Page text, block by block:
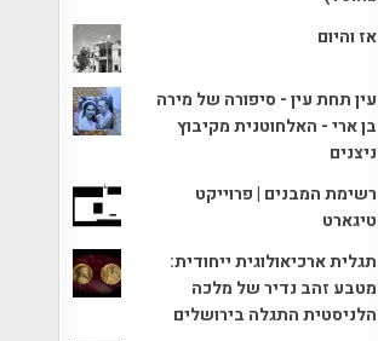
אז והיום
עין תחת עין - סיפורה של מירה
בן ארי - האלחוטנית מקיבוץ
ניצנים
רשימת המבנים | פרוייקט
טיגארט
תגלית ארכיאולוגית ייחודית:
מטבע זהב נדיר של מלכה
הלניסטית התגלה בירושלים